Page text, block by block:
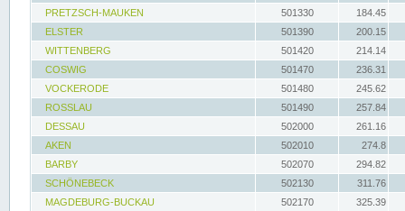
PRETZSCH-MAUKEN
501330
184.45
ELSTER
501390
200.15
WITTENBERG
501420
214.14
COSWIG
501470
236.31
VOCKERODE
501480
245.62
ROSSLAU
501490
257.84
DESSAU
502000
261.16
AKEN
502010
274.8
BARBY
502070
294.82
SCHÖNEBECK
502130
311.76
MAGDEBURG-BUCKAU
502170
325.39